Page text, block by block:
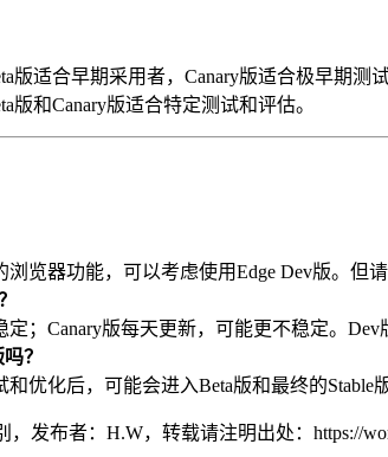
版适合早期采用者，Canary版适合极早期测试
版和Canary版适合特定测试和评估。
览器功能，可以考虑使用Edge Dev版。但请
；Canary版每天更新，可能更不稳定。Dev
？
优化后，可能会进入Beta版和最终的Stable版
发布者：H.W，转载请注明出处： https://